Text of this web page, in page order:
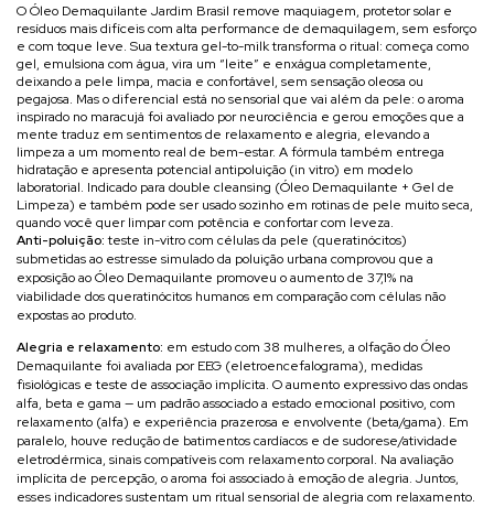
O Óleo Demaquilante Jardim Brasil remove maquiagem, protetor solar e
resíduos mais difíceis com alta performance de demaquilagem, sem esforço
e com toque leve. Sua textura gel-to-milk transforma o ritual: começa como
gel, emulsiona com água, vira um “leite” e enxágua completamente,
deixando a pele limpa, macia e confortável, sem sensação oleosa ou
pegajosa. Mas o diferencial está no sensorial que vai além da pele: o aroma
inspirado no maracujá foi avaliado por neurociência e gerou emoções que a
mente traduz em sentimentos de relaxamento e alegria, elevando a
limpeza a um momento real de bem-estar. A fórmula também entrega
hidratação e apresenta potencial antipoluição (in vitro) em modelo
laboratorial. Indicado para double cleansing (Óleo Demaquilante + Gel de
Limpeza) e também pode ser usado sozinho em rotinas de pele muito seca,
quando você quer limpar com potência e confortar com leveza.
Anti-poluição:teste in-vitro com células da pele (queratinócitos)
submetidas ao estresse simulado da poluição urbana comprovou que a
exposição ao Óleo Demaquilante promoveu o aumento de 37,1% na
viabilidade dos queratinócitos humanos em comparação com células não
expostas ao produto.
Alegria e relaxamento: em estudo com 38 mulheres, a olfação do Óleo
Demaquilante foi avaliada por EEG (eletroencefalograma), medidas
fisiológicas e teste de associação implícita. O aumento expressivo das ondas
alfa, beta e gama — um padrão associado a estado emocional positivo, com
relaxamento (alfa) e experiência prazerosa e envolvente (beta/gama). Em
paralelo, houve redução de batimentos cardíacos e de sudorese/atividade
eletrodérmica, sinais compatíveis com relaxamento corporal. Na avaliação
implícita de percepção, o aroma foi associado à emoção de alegria. Juntos,
esses indicadores sustentam um ritual sensorial de alegria com relaxamento.